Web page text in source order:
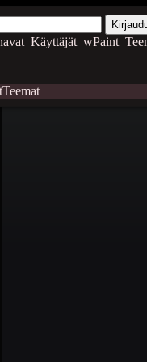
Käyttäjät wPaint
Teemat